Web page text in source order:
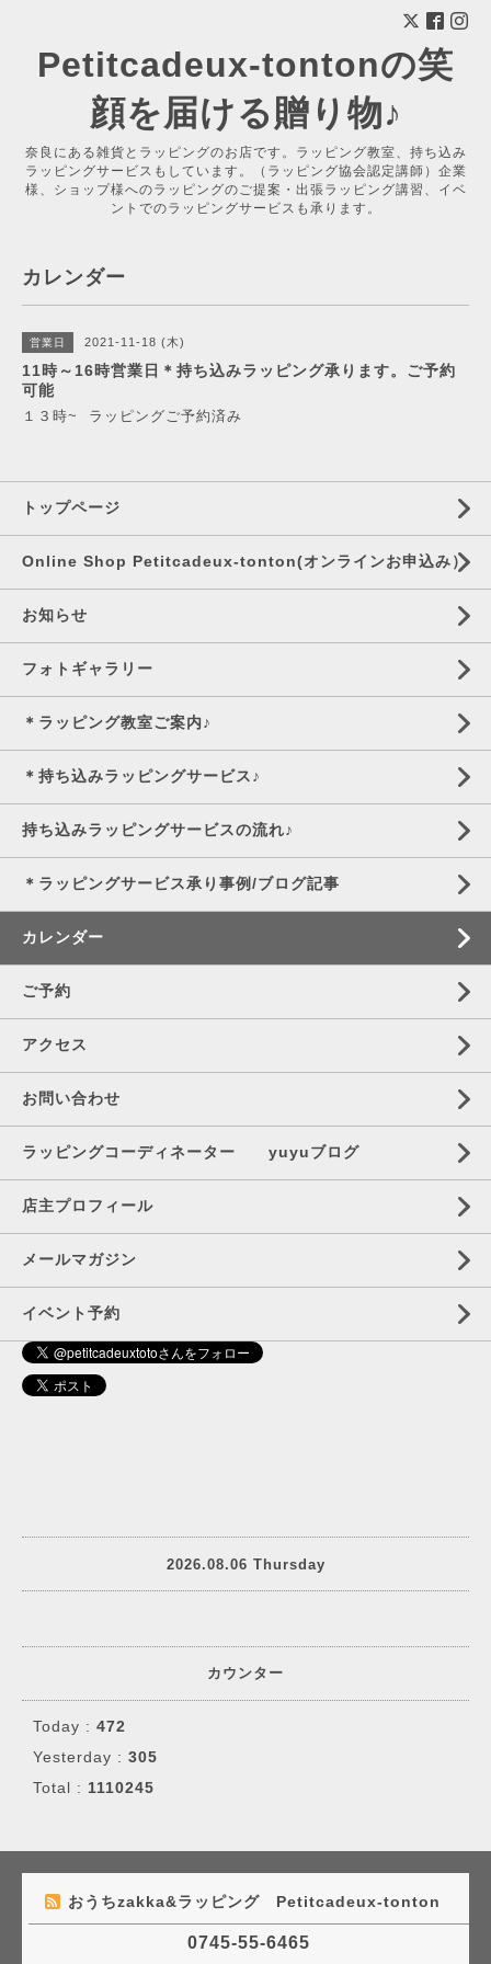
Petitcadeux-tontonの笑
顔を届ける贈り物♪
奈良にある雑貨とラッピングのお店です。ラッピング教室、持ち込み
ラッピングサービスもしています。（ラッピング協会認定講師）企業
様、ショップ様へのラッピングのご提案・出張ラッピング講習、イベ
ントでのラッピングサービスも承ります。
カレンダー
営業日 2021-11-18 (木)
11時～16時営業日＊持ち込みラッピング承ります。ご予約
可能
１３時~ ラッピングご予約済み
トップページ
Online Shop Petitcadeux-tonton(オンラインお申込み）
お知らせ
フォトギャラリー
＊ラッピング教室ご案内♪
＊持ち込みラッピングサービス♪
持ち込みラッピングサービスの流れ♪
＊ラッピングサービス承り事例/ブログ記事
カレンダー
ご予約
アクセス
お問い合わせ
ラッピングコーディネーター yuyuブログ
店主プロフィール
メールマガジン
イベント予約
2026.08.06 Thursday
カウンター
Today : 472
Yesterday : 305
Total : 1110245
おうちzakka&ラッピング Petitcadeux-tonton
0745-55-6465